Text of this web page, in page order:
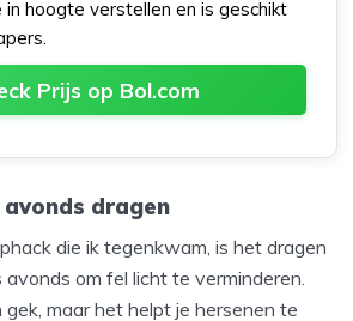
in hoogte verstellen en is geschikt
Prijs op Bol.com
avonds dragen
die ik tegenkwam, is het dragen
avonds om fel licht te verminderen.
maar het helpt je hersenen te